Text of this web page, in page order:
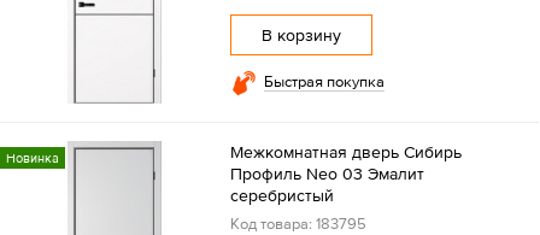
В корзину
Быстрая покупка
Новинка
Межкомнатная дверь Сибирь
Профиль Neo 03 Эмалит
серебристый
Код товара: 183795